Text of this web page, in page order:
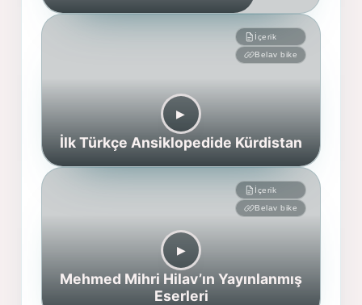
İçerik
Belav bike
▶︎
İlk Türkçe Ansiklopedide Kürdistan
İçerik
Belav bike
▶︎
Mehmed Mihri Hilav’ın Yayınlanmış
Eserleri